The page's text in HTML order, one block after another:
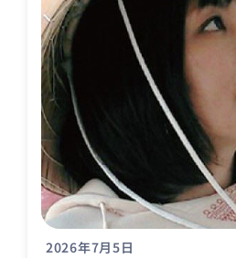
2026年7月5日